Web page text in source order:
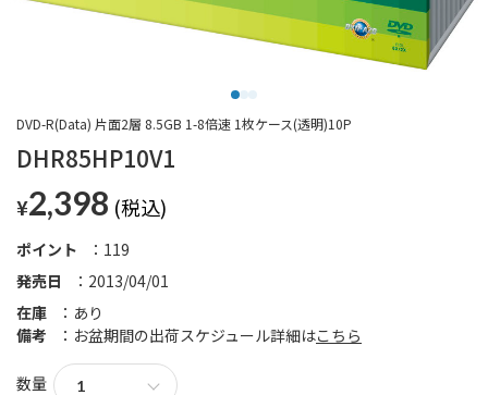
DHR85HP10V1
DVD-R(Data) 片面2層 8.5GB 1-8倍速 1枚ケース(透明)10P
¥2,398
発売日 2013/04/01
ポイント 119
在庫
あり
備考
お盆期間の出荷スケジュール詳細はこちら
数量